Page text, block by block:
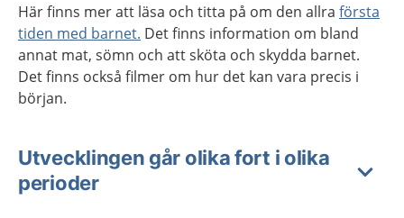
Här finns mer att läsa och titta på om den allra första
tiden med barnet. Det finns information om bland
annat mat, sömn och att sköta och skydda barnet.
Det finns också filmer om hur det kan vara precis i
början.
Utvecklingen går olika fort i olika
perioder